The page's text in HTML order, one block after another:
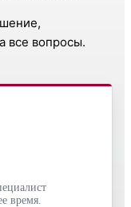
все вопросы.
время.